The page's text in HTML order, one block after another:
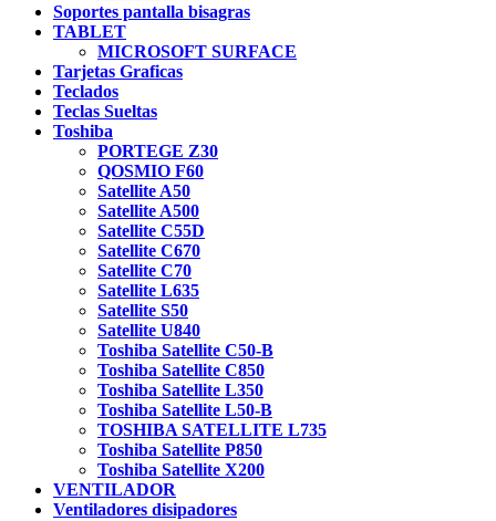
Soportes pantalla bisagras
TABLET
MICROSOFT SURFACE
Tarjetas Graficas
Teclados
Teclas Sueltas
Toshiba
PORTEGE Z30
QOSMIO F60
Satellite A50
Satellite A500
Satellite C55D
Satellite C670
Satellite C70
Satellite L635
Satellite S50
Satellite U840
Toshiba Satellite C50-B
Toshiba Satellite C850
Toshiba Satellite L350
Toshiba Satellite L50-B
TOSHIBA SATELLITE L735
Toshiba Satellite P850
Toshiba Satellite X200
VENTILADOR
Ventiladores disipadores